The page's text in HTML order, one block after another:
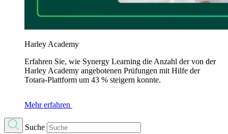
Harley Academy
Erfahren Sie, wie Synergy Learning die Anzahl der von der
Harley Academy angebotenen Prüfungen mit Hilfe der
Totara-Plattform um 43 % steigern konnte.
Mehr erfahren
Suche